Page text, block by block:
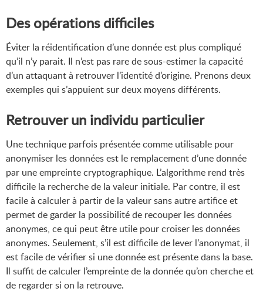
Des opérations difficiles
Éviter la réidentification d’une donnée est plus compliqué
qu’il n’y parait. Il n’est pas rare de sous-estimer la capacité
d’un attaquant à retrouver l’identité d’origine. Prenons deux
exemples qui s’appuient sur deux moyens différents.
Retrouver un individu particulier
Une technique parfois présentée comme utilisable pour
anonymiser les données est le remplacement d’une donnée
par une empreinte cryptographique. L’algorithme rend très
difficile la recherche de la valeur initiale. Par contre, il est
facile à calculer à partir de la valeur sans autre artifice et
permet de garder la possibilité de recouper les données
anonymes, ce qui peut être utile pour croiser les données
anonymes. Seulement, s’il est difficile de lever l’anonymat, il
est facile de vérifier si une donnée est présente dans la base.
Il suffit de calculer l’empreinte de la donnée qu’on cherche et
de regarder si on la retrouve.